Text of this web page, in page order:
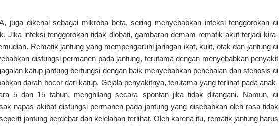
juga dikenal sebagai mikroba beta, sering menyebabkan infeksi tenggorokan di
Jika infeksi tenggorokan tidak diobati, gambaran demam rematik akut terjadi kira-
Rematik jantung yang mempengaruhi jaringan ikat, kulit, otak dan jantung di
disfungsi permanen pada jantung, terutama dengan menyebabkan penyakit
katup jantung berfungsi dengan baik menyebabkan penebalan dan stenosis di
darah bocor dari katup. Gejala penyakitnya, terutama yang terlihat pada anak-
5 dan 15 tahun, menghilang secara spontan jika tidak ditangani. Namun, di
napas akibat disfungsi permanen pada jantung yang disebabkan oleh rasa tidak
jantung berdebar dan kelelahan terlihat. Oleh karena itu, rematik jantung harus